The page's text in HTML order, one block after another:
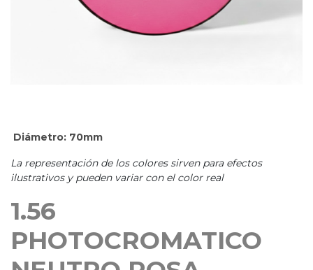
Diámetro: 70mm
La representación de los colores sirven para efectos
ilustrativos y pueden variar con el color real
1.56
PHOTOCROMATICO